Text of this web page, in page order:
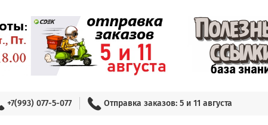
+7(993) 077-5-077 Отправка заказов: 5 и 11 августа